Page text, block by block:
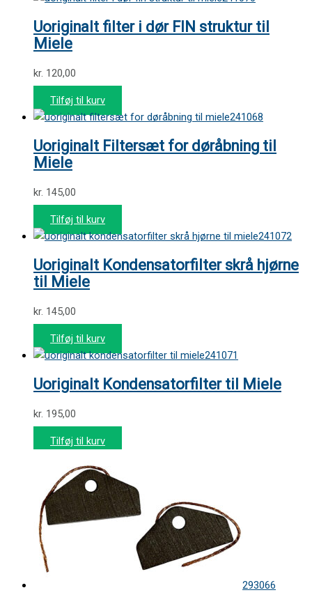
Uoriginalt filter i dør FIN struktur til
Miele
kr. 120,00
Tilføj til kurv
241068
Uoriginalt Filtersæt for døråbning til
Miele
kr. 145,00
Tilføj til kurv
241072
Uoriginalt Kondensatorfilter skrå hjørne
til Miele
kr. 145,00
Tilføj til kurv
241071
Uoriginalt Kondensatorfilter til Miele
kr. 195,00
Tilføj til kurv
293066